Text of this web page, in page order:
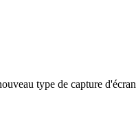
type de capture d'écran